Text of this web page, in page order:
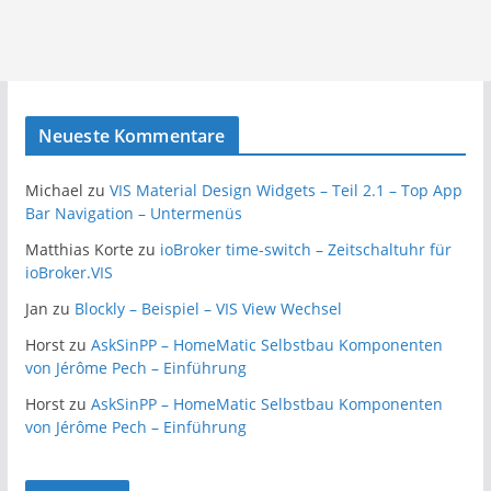
Neueste Kommentare
Michael zu VIS Material Design Widgets – Teil 2.1 – Top App
Bar Navigation – Untermenüs
Matthias Korte zu ioBroker time-switch – Zeitschaltuhr für
ioBroker.VIS
Jan zu Blockly – Beispiel – VIS View Wechsel
Horstzu AskSinPP – HomeMatic Selbstbau Komponenten
von Jérôme Pech – Einführung
Horstzu AskSinPP – HomeMatic Selbstbau Komponenten
von Jérôme Pech – Einführung